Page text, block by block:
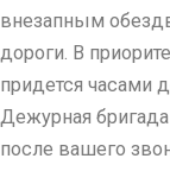
внезапным
дороги. В
придется часами
Дежурная
после вашего